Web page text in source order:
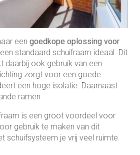
een goedkope oplossing voor
standaard schuifraam ideaal. Dit
daarbij ook gebruik van een
zorgt voor een goede
een hoge isolatie. Daarnaast
ramen.
is een groot voordeel voor
gebruik te maken van dit
schuifsysteem je vrij veel ruimte.